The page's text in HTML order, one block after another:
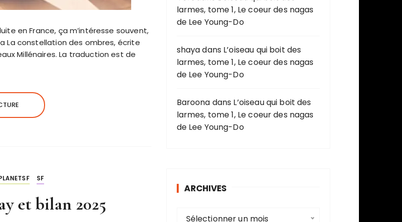
en France, ça m’intéresse souvent,
La constellation des ombres, écrite
Millénaires. La traduction est de
SF
et bilan 2025
larmes, tome 1, Le coeur des nagas
de Lee Young-Do
shayadans L’oiseau qui boit des
larmes, tome 1, Le coeur des nagas
de Lee Young-Do
Baroona dans L’oiseau qui boit des
larmes, tome 1, Le coeur des nagas
de Lee Young-Do
ARCHIVES
Sélectionner un mois